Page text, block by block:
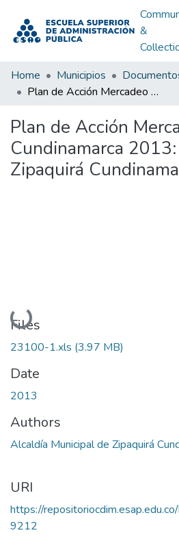
&
Home Municipios
Plan de Acción Mercadeo Zipaquirá Cundinamarca 2013: PAM Zipaquirá Cundinamarca 2013
Plan de Acción
Cundinamarca
Zipaquirá
Loading...
Files
23100-1.xls (3.97 MB)
Date
2013
Authors
Alcaldía Municipal de Zipaquirá
URI
https://
9212